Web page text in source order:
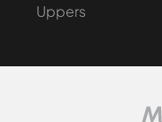
Uppers